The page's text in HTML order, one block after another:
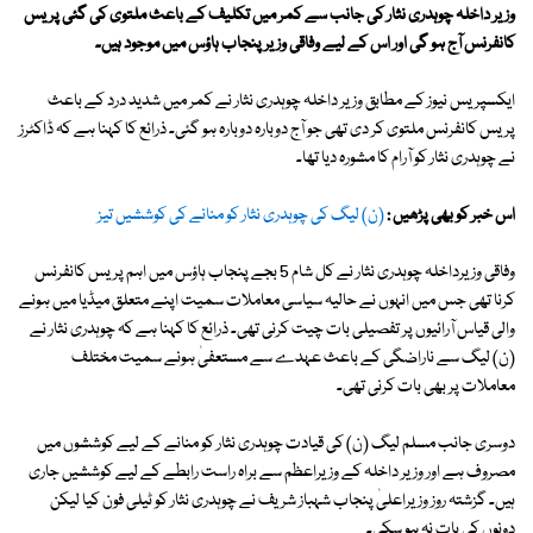
وزیر داخلہ چوہدری نثار کی جانب سےکمر میں تکلیف کے باعث ملتوی کی گئی پریس
کانفرنس آج ہو گی اور اس کے لیے وفاقی وزیر پنجاب ہاؤس میں موجود ہیں۔
ایکسپریس نیوز کے مطابق وزیر داخلہ چوہدری نثار نے کمر میں شدید درد کے باعث
پریس کانفرنس ملتوی کر دی تھی جو آج دوبارہ دوبارہ ہو گئی۔ ذرائع کا کہنا ہے کہ ڈاکٹرز
نے چوہدری نثار کو آرام کا مشورہ دیا تھا۔
اس خبر کو بھی پڑھیں :(ن) لیگ کی چوہدری نثار کو منانے کی کوششیں تیز
وفاقی وزیرداخلہ چوہدری نثار نے کل شام 5 بجے پنجاب ہاؤس میں اہم پریس کانفرنس
کرنا تھی جس میں انہوں نے حالیہ سیاسی معاملات سمیت اپنے متعلق میڈیا میں ہونے
والی قیاس آرائیوں پر تفصیلی بات چیت کرنی تھی۔ ذرائع کا کہنا ہے کہ چوہدری نثار نے
(ن) لیگ سے ناراضگی کے باعث عہدے سے مستعفیٰ ہونے سمیت مختلف
معاملات پر بھی بات کرنی تھی۔
دوسری جانب مسلم لیگ (ن) کی قیادت چوہدری نثار کو منانے کے لیے کوششوں میں
مصروف ہے اور وزیر داخلہ کے وزیراعظم سے براہ راست رابطے کے لیے کوششیں جاری
ہیں۔ گزشتہ روز وزیراعلیٰ پنجاب شہباز شریف نے چوہدری نثار کو ٹیلی فون کیا لیکن